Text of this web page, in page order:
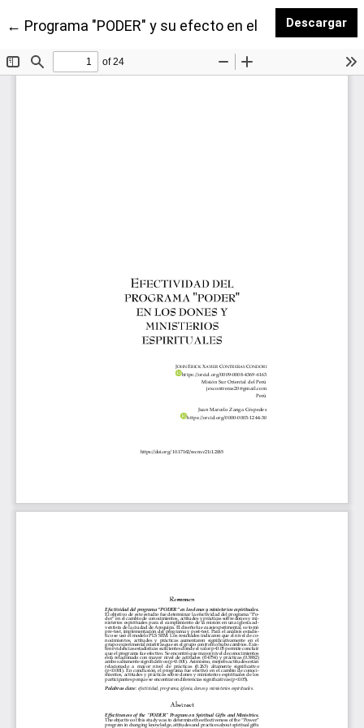
← Volver a los detalles del artículo
Programa "PODER" y su efecto en el uso de los
Descargar